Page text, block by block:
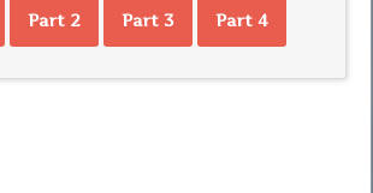
Part 2 Part 3 Part 4